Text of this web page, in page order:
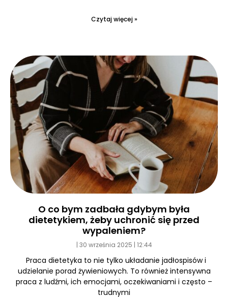
Czytaj więcej »
O co bym zadbała gdybym była
dietetykiem, żeby uchronić się przed
wypaleniem?
30 września 2025 12:44
Praca dietetyka to nie tylko układanie jadłospisów i
udzielanie porad żywieniowych. To również intensywna
praca z ludźmi, ich emocjami, oczekiwaniami i często –
trudnymi